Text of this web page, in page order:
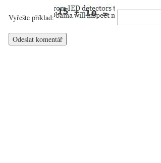
Vyřešte příklad: